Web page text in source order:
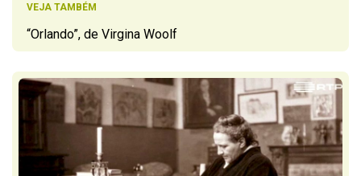
VEJA TAMBÉM
“Orlando”, de Virgina Woolf